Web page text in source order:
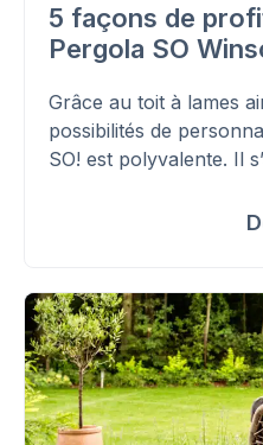
5 façons de
Pergola SO
Grâce au toit à lames
possibilités de
SO! est polyvalente. Il
agréables et